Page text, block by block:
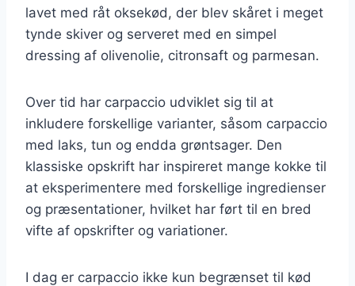
lavet med råt oksekød, der blev skåret i meget
tynde skiver og serveret med en simpel
dressing af olivenolie, citronsaft og parmesan.
Over tid har carpaccio udviklet sig til at
inkludere forskellige varianter, såsom carpaccio
med laks, tun og endda grøntsager. Den
klassiske opskrift har inspireret mange kokke til
at eksperimentere med forskellige ingredienser
og præsentationer, hvilket har ført til en bred
vifte af opskrifter og variationer.
I dag er carpaccio ikke kun begrænset til kød